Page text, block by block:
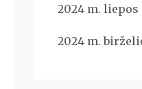
2024 m. liepos
2024 m.